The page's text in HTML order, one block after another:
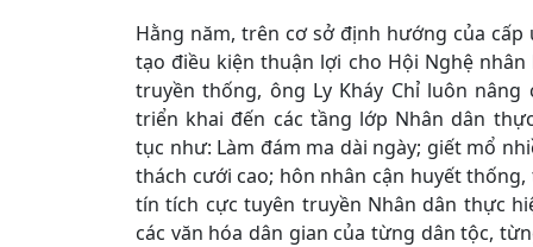
Hằng năm, trên cơ sở định hướng của
tạo điều kiện thuận lợi cho Hội Nghệ
truyền thống, ông Ly Kháy Chỉ luôn
triển khai đến các tầng lớp Nhân dân
tục như: Làm đám ma dài ngày; giết mổ
thách cưới cao; hôn nhân cận huyết
tín tích cực tuyên truyền Nhân dân thực
các văn hóa dân gian của từng dân tộc,